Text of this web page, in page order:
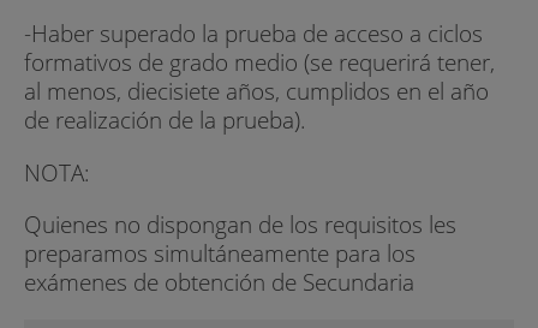
-Haber superado la prueba de acceso a ciclos
formativos de grado medio (se requerirá tener,
al menos, diecisiete años, cumplidos en el año
de realización de la prueba).
NOTA:
Quienes no dispongan de los requisitos les
preparamos simultáneamente para los
exámenes de obtención de Secundaria